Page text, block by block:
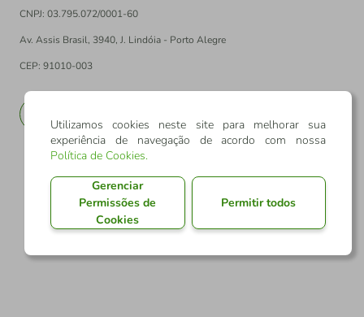
CNPJ: 03.795.072/0001-60
Av. Assis Brasil, 3940, J. Lindóia - Porto Alegre
CEP: 91010-003
Utilizamos cookies neste site para melhorar sua
experiência de navegação de acordo com nossa
Política de Cookies.
Gerenciar
Permissões de
Cookies
Permitir todos